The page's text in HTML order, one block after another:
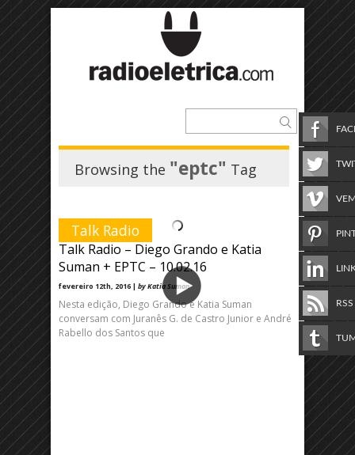
Browsing the "eptc" Tag
Talk Radio
Talk Radio – Diego Grando e Katia
Suman + EPTC – 10.02.16
fevereiro 12th, 2016 | by Katia Suman
Nesta edição, Diego Grando e Katia Suman
conversam com Juranês G. de Castro Junior e André
Rabello dos Santos que
RSS